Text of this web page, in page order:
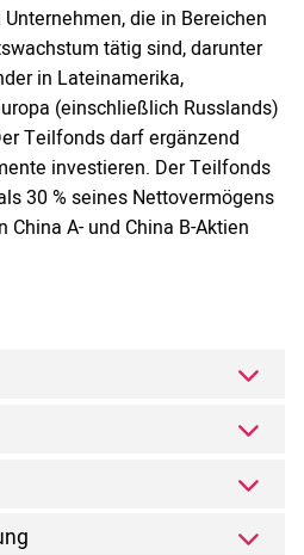
die in Bereichen
tätig sind, darunter
in Lateinamerika,
(einschließlich Russlands)
Teilfonds darf ergänzend
investieren. Der Teilfonds
30 % seines Nettovermögens
A- und China B-Aktien